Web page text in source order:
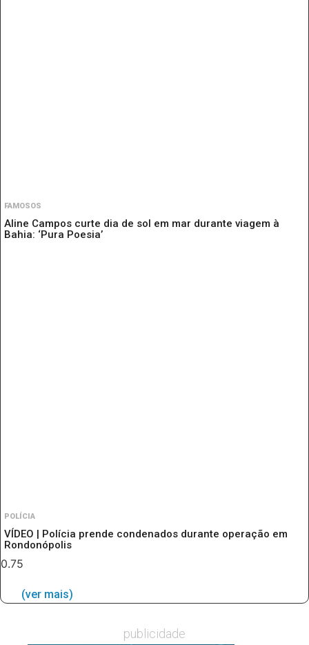
FAMOSOS
Aline Campos curte dia de sol em mar durante viagem à
Bahia: ‘Pura Poesia’
POLÍCIA
VÍDEO | Polícia prende condenados durante operação em
Rondonópolis
(ver mais)
publicidade